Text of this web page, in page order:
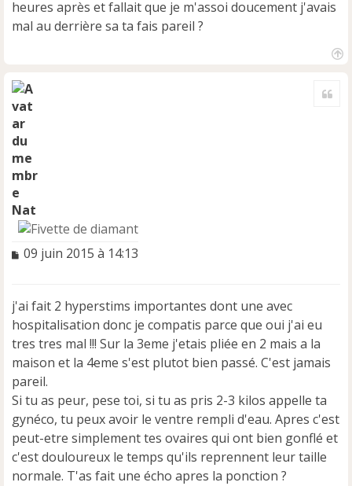
u
heures après et fallait que je m'assoi doucement j'avais
mal au derrière sa ta fais pareil ?
Nat
M
a
g
e
n
o
n
l
u
09 juin 2015 à 14:13
j'ai fait 2 hyperstims importantes dont une avec
hospitalisation donc je compatis parce que oui j'ai eu
tres tres mal !!! Sur la 3eme j'etais pliée en 2 mais a la
maison et la 4eme s'est plutot bien passé. C'est jamais
pareil.
Si tu as peur, pese toi, si tu as pris 2-3 kilos appelle ta
gynéco, tu peux avoir le ventre rempli d'eau. Apres c'est
peut-etre simplement tes ovaires qui ont bien gonflé et
c'est douloureux le temps qu'ils reprennent leur taille
normale. T'as fait une écho apres la ponction ?